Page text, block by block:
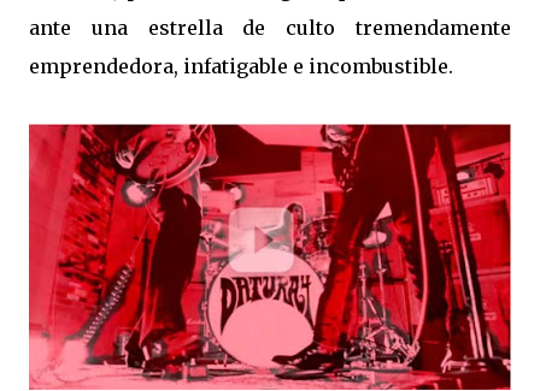
ante una estrella de culto tremendamente
emprendedora, infatigable e incombustible.